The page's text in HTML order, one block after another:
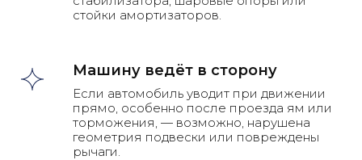
стойки амортизаторов.
Машину ведёт в сторону
Если автомобиль уводит при движении
прямо, особенно после проезда ям или
торможения, — возможно, нарушена
геометрия подвески или повреждены
рычаги.